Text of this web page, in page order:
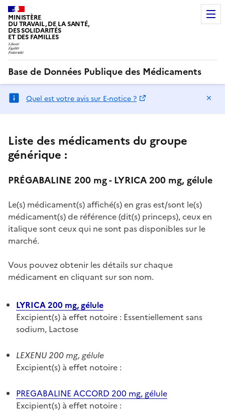
MINISTÈRE
DU TRAVAIL, DE LA SANTÉ,
DES SOLIDARITÉS
ET DES FAMILLES
Base de Données Publique des Médicaments
Quel est votre avis sur E-notice ?
Liste des médicaments du groupe
générique :
PRÉGABALINE 200 mg - LYRICA 200 mg, gélule
Le(s) médicament(s) affiché(s) en gras est/sont le(s)
médicament(s) de référence (dit(s) princeps), ceux en
italique sont ceux qui ne sont pas disponibles sur le
marché.
Vous pouvez obtenir les détails sur chaque
médicament en cliquant sur son nom.
LYRICA 200 mg, gélule
Excipient(s) à effet notoire : Essentiellement sans
sodium, Lactose
LEXENU 200 mg, gélule
Excipient(s) à effet notoire :
PREGABALINE ACCORD 200 mg, gélule
Excipient(s) à effet notoire :